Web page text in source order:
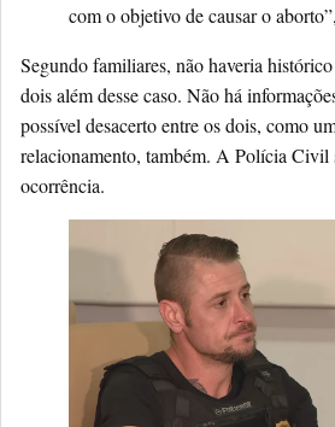
com o objetivo de causar o
Segundo familiares, não haveria
dois além desse caso. Não há
possível desacerto entre os dois, como
relacionamento, também. A Polícia Civil
ocorrência.